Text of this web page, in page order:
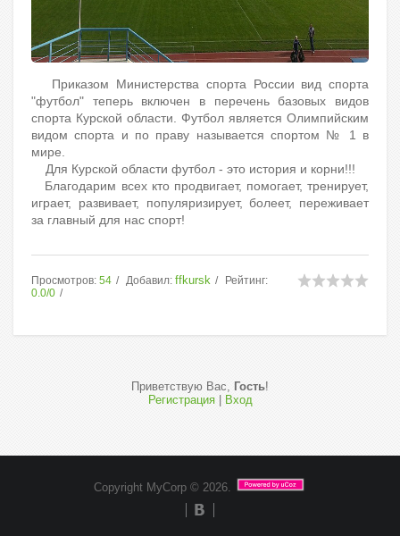
Приказом Министерства спорта России вид спорта
"футбол" теперь включен в перечень базовых видов
спорта Курской области. Футбол является Олимпийским
видом спорта и по праву называется спортом № 1 в
мире.
Для Курской области футбол - это история и корни!!!
Благодарим всех кто продвигает, помогает, тренирует,
играет, развивает, популяризирует, болеет, переживает
за главный для нас спорт!
Просмотров: 54 Добавил: ffkursk Рейтинг:
0.0/0
Приветствую Вас, Гость!
Регистрация| Вход
Copyright MyCorp © 2026.